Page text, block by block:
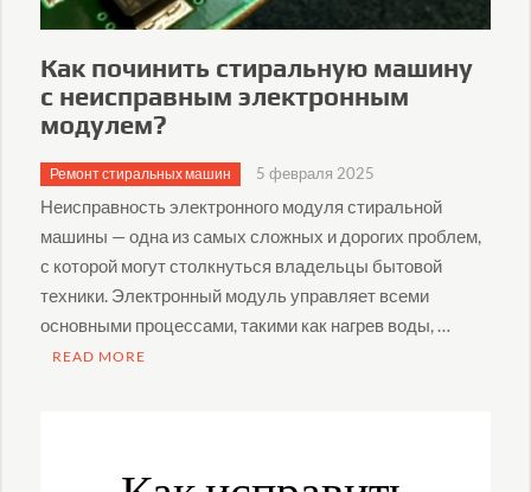
Как починить стиральную машину
с неисправным электронным
модулем?
Ремонт стиральных машин 5 февраля 2025
Неисправность электронного модуля стиральной
машины — одна из самых сложных и дорогих проблем,
с которой могут столкнуться владельцы бытовой
техники. Электронный модуль управляет всеми
основными процессами, такими как нагрев воды, …
READ MORE